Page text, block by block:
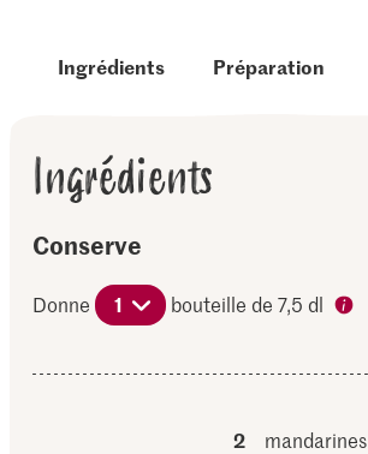
Ingrédients Préparation
Ingrédients
Conserve
Donne 1 bouteille de 7,5 dl
2
mandarines